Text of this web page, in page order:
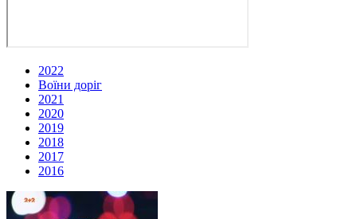
2022
Воїни доріг
2021
2020
2019
2018
2017
2016